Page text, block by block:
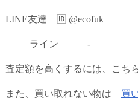
LINE友達 🆔 @ecofuk
——–ライン———-
査定額を高くするには、こち
また、買い取れない物は 買